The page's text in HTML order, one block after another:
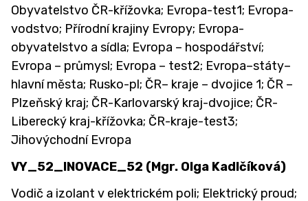
Obyvatelstvo ČR-křížovka; Evropa-test1; Evropa-
vodstvo; Přírodní krajiny Evropy; Evropa-
obyvatelstvo a sídla; Evropa – hospodářství;
Evropa – průmysl; Evropa – test2; Evropa–státy–
hlavní města; Rusko-pl; ČR– kraje – dvojice 1; ČR –
Plzeňský kraj; ČR-Karlovarský kraj-dvojice; ČR-
Liberecký kraj-křížovka; ČR-kraje-test3;
Jihovýchodní Evropa
VY_52_INOVACE_52 (Mgr. Olga Kadlčíková)
Vodič a izolant v elektrickém poli; Elektrický proud;